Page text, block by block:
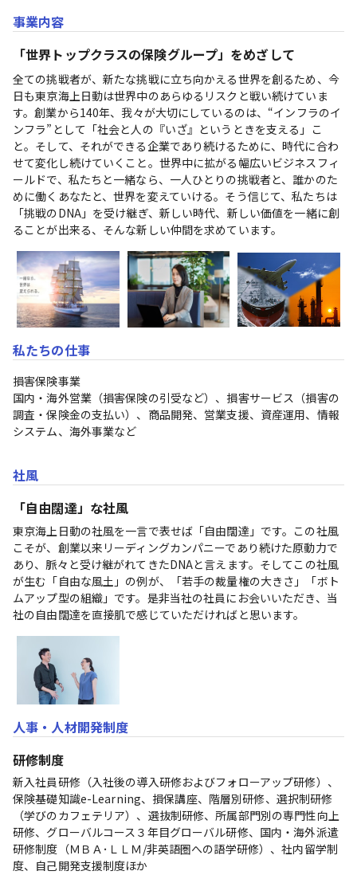
事業内容
「世界トップクラスの保険グループ」をめざして
全ての挑戦者が、新たな挑戦に立ち向かえる世界を創るため、今
日も東京海上日動は世界中のあらゆるリスクと戦い続けていま
す。創業から140年、我々が大切にしているのは、“インフラのイ
ンフラ”として「社会と人の『いざ』というときを支える」こ
と。そして、それができる企業であり続けるために、時代に合わ
せて変化し続けていくこと。世界中に拡がる幅広いビジネスフィ
ールドで、私たちと一緒なら、一人ひとりの挑戦者と、誰かのた
めに働くあなたと、世界を変えていける。そう信じて、私たちは
「挑戦のDNA」を受け継ぎ、新しい時代、新しい価値を一緒に創
ることが出来る、そんな新しい仲間を求めています。
私たちの仕事
損害保険事業
国内・海外営業（損害保険の引受など）、損害サービス（損害の
調査・保険金の支払い）、商品開発、営業支援、資産運用、情報
システム、海外事業など
社風
「自由闊達」な社風
東京海上日動の社風を一言で表せば「自由闊達」です。この社風
こそが、創業以来リーディングカンパニーであり続けた原動力で
あり、脈々と受け継がれてきたDNAと言えます。そしてこの社風
が生む「自由な風土」の例が、「若手の裁量権の大きさ」「ボト
ムアップ型の組織」です。是非当社の社員にお会いいただき、当
社の自由闊達を直接肌で感じていただければと思います。
人事・人材開発制度
研修制度
新入社員研修（入社後の導入研修およびフォローアップ研修）、
保険基礎知識e-Learning、損保講座、階層別研修、選択制研修
（学びのカフェテリア）、選抜制研修、所属部門別の専門性向上
研修、グローバルコース３年目グローバル研修、国内・海外派遣
研修制度（ＭＢＡ･ＬＬＭ/非英語圏への語学研修）、社内留学制
度、自己開発支援制度ほか